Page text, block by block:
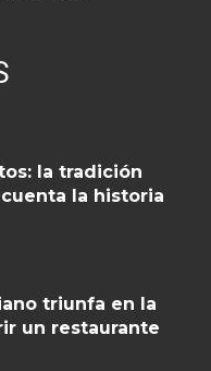
la tradición
la historia
triunfa en la
un restaurante